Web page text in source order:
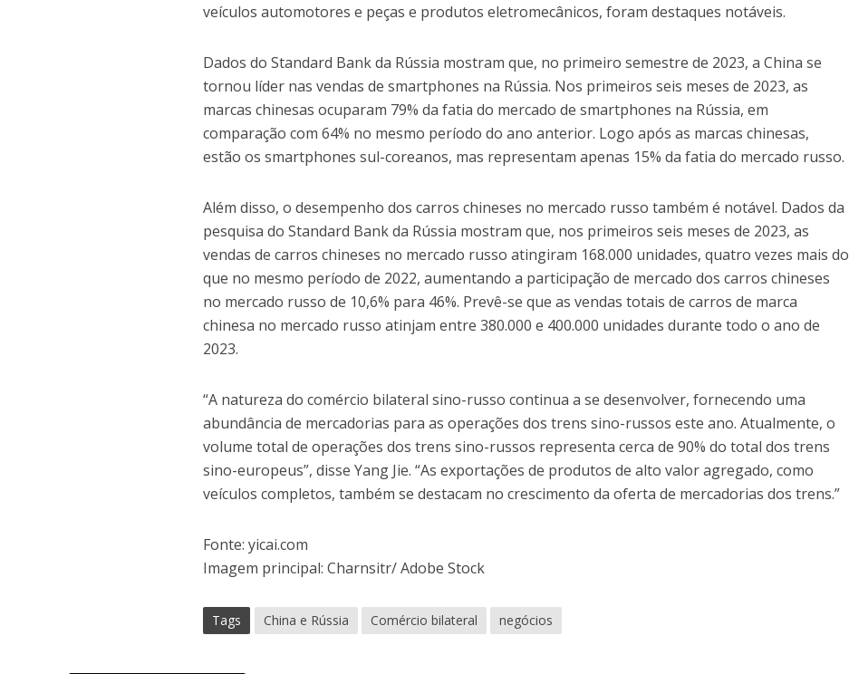
veículos automotores e peças e produtos eletromecânicos, foram destaques notáveis.
Dados do Standard Bank da Rússia mostram que, no primeiro semestre de 2023, a China se
tornou líder nas vendas de smartphones na Rússia. Nos primeiros seis meses de 2023, as
marcas chinesas ocuparam 79% da fatia do mercado de smartphones na Rússia, em
comparação com 64% no mesmo período do ano anterior. Logo após as marcas chinesas,
estão os smartphones sul-coreanos, mas representam apenas 15% da fatia do mercado russo.
Além disso, o desempenho dos carros chineses no mercado russo também é notável. Dados da
pesquisa do Standard Bank da Rússia mostram que, nos primeiros seis meses de 2023, as
vendas de carros chineses no mercado russo atingiram 168.000 unidades, quatro vezes mais do
que no mesmo período de 2022, aumentando a participação de mercado dos carros chineses
no mercado russo de 10,6% para 46%. Prevê-se que as vendas totais de carros de marca
chinesa no mercado russo atinjam entre 380.000 e 400.000 unidades durante todo o ano de
2023.
“A natureza do comércio bilateral sino-russo continua a se desenvolver, fornecendo uma
abundância de mercadorias para as operações dos trens sino-russos este ano. Atualmente, o
volume total de operações dos trens sino-russos representa cerca de 90% do total dos trens
sino-europeus”, disse Yang Jie. “As exportações de produtos de alto valor agregado, como
veículos completos, também se destacam no crescimento da oferta de mercadorias dos trens.”
Fonte: yicai.com
Imagem principal: Charnsitr/ Adobe Stock
Tags China e Rússia Comércio bilateral negócios